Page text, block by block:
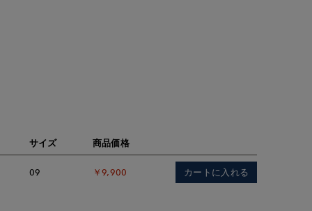
サイズ 商品価格
09 ￥9,900 カートに入れる